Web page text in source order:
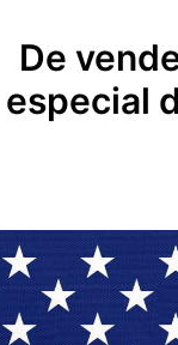
De
especial